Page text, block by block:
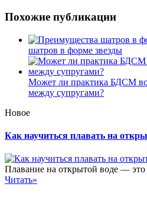
Похожие публикации
шатров в форме звезды
Может ли практика БДСМ
между супругами?
Новое
Как научиться плавать на
Плавание на открытой воде —
Читать»